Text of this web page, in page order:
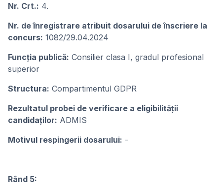
Nr. Crt.: 4.
Nr. de înregistrare atribuit dosarului de înscriere la
concurs: 1082/29.04.2024
Funcţia publicǎ: Consilier clasa I, gradul profesional
superior
Structura: Compartimentul GDPR
Rezultatul probei de verificare a eligibilității
candidaților: ADMIS
Motivul respingerii dosarului: -
Rând 5: